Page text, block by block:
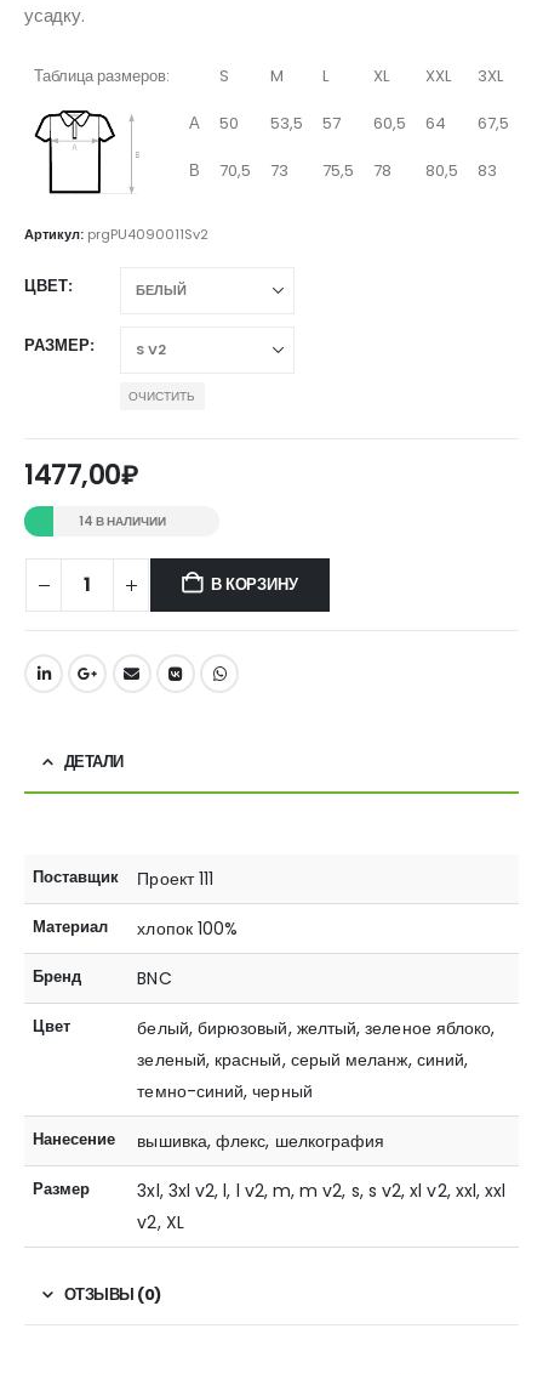
усадку.
Таблица размеров: S M L XL XXL 3XL
А 50 53,5 57 60,5 64 67,5
В 70,5 73 75,5 78 80,5 83
Артикул: prgPU4090011Sv2
ЦВЕТ
РАЗМЕР
ОЧИСТИТЬ
1477,00₽
14 В НАЛИЧИИ
В КОРЗИНУ
ДЕТАЛИ
Поставщик Проект 111
Материал хлопок 100%
Бренд BNC
Цвет
белый, бирюзовый, желтый, зеленое яблоко,
зеленый, красный, серый меланж, синий,
темно-синий, черный
Нанесение вышивка, флекс, шелкография
Размер
3xl, 3xl v2, l, l v2, m, m v2, s, s v2, xl v2, xxl, xxl
v2, XL
ОТЗЫВЫ (0)